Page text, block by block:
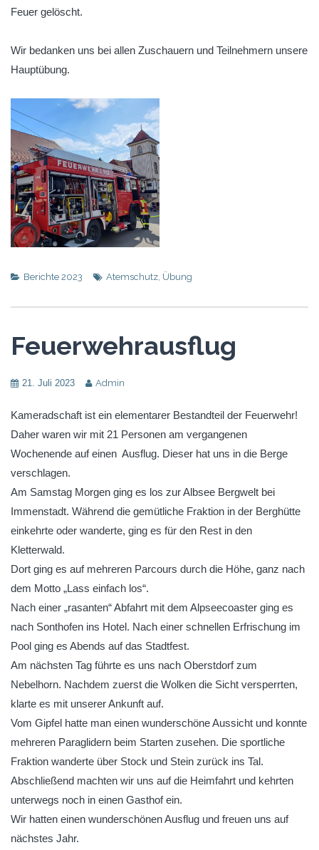
Feuer gelöscht.
Wir bedanken uns bei allen Zuschauern und Teilnehmern unsere
Hauptübung.
Berichte 2023 Atemschutz Übung
Feuerwehrausflug
21. Juli 2023 Admin
Kameradschaft ist ein elementarer Bestandteil der Feuerwehr!
Daher waren wir mit 21 Personen am vergangenen
Wochenende auf einen Ausflug. Dieser hat uns in die Berge
verschlagen.
Am Samstag Morgen ging es los zur Albsee Bergwelt bei
Immenstadt. Während die gemütliche Fraktion in der Berghütte
einkehrte oder wanderte, ging es für den Rest in den
Kletterwald.
Dort ging es auf mehreren Parcours durch die Höhe, ganz nach
dem Motto „Lass einfach los“.
Nach einer „rasanten“ Abfahrt mit dem Alpseecoaster ging es
nach Sonthofen ins Hotel. Nach einer schnellen Erfrischung im
Pool ging es Abends auf das Stadtfest.
Am nächsten Tag führte es uns nach Oberstdorf zum
Nebelhorn. Nachdem zuerst die Wolken die Sicht versperrten,
klarte es mit unserer Ankunft auf.
Vom Gipfel hatte man einen wunderschöne Aussicht und konnte
mehreren Paraglidern beim Starten zusehen. Die sportliche
Fraktion wanderte über Stock und Stein zurück ins Tal.
Abschließend machten wir uns auf die Heimfahrt und kehrten
unterwegs noch in einen Gasthof ein.
Wir hatten einen wunderschönen Ausflug und freuen uns auf
nächstes Jahr.